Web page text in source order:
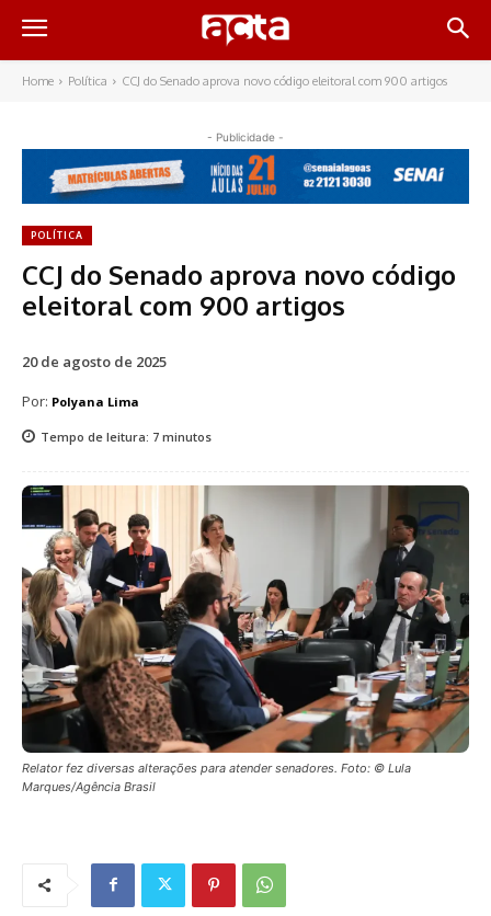
Home Política CCJ do Senado aprova novo código eleitoral com 900 artigos
- Publicidade -
POLÍTICA
CCJ do Senado aprova novo código
eleitoral com 900 artigos
20 de agosto de 2025
Por: Polyana Lima
Tempo de leitura: 7 minutos
Relator fez diversas alterações para atender senadores. Foto: © Lula
Marques/Agência Brasil